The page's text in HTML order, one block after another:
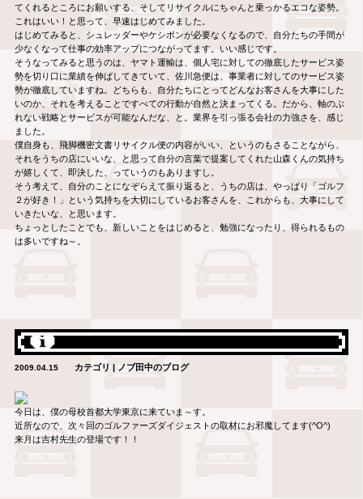
てくれるところにお願いする、そしてリサイクルにちゃんと乗っかるエコな姿勢。
これはいい！と思って、早速はじめてみました。
はじめてみると、シュレッダーやケシポンが必要なくなるので、自分たちの手間が
少なくなって仕事の効率アップにつながってます。いい感じです。
そうなってみると思うのは、ヤマト運輸は、個人宅に対しての徹底したサービス姿
勢を切り口に業績を伸ばしてきていて、佐川急便は、事業者に対してのサービス姿
勢が徹底していますね。どちらも、自分たちにとってどんなお客さんを大事にした
いのか、それを考えることですべての行動が自然と決まってくる。だから、軸のぶ
れない戦略とサービスが可能なんだな、と。業界を引っ張る会社の力強さを、感じ
ました。
僕自身も、飛脚機密文書リサイクル便の内容がいい、というのもさることながら、
それをうちの店にいいな、と思って自分の言葉で提案してくれた山森くんの気持ち
が嬉しくて、即決した、っていうのもありますし。
そう考えて、自分のことになぞらえて振り返ると、うちの店は、やっぱり「ゴルフ
２が好き！」という気持ちを大切にしているお客さんを、これからも、大事にして
いきたいな、と思います。
ちょっとしたことでも、新しいことをはじめると、勉強になったり、得られるもの
は多いですね～。
2009.04.15 カテゴリ | ノブ田中のブログ
今日は、僕の母校首都大学東京に来ていま～す。
近所なので、次々回のゴルファーズダイジェストの取材にお邪魔してます(^O^)
来月は吉村先生の登場です！！